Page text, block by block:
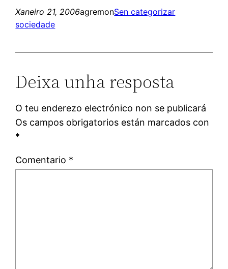
Xaneiro 21, 2006agremonSen categorizar
sociedade
Deixa unha resposta
O teu enderezo electrónico non se publicará
Os campos obrigatorios están marcados con
*
Comentario *